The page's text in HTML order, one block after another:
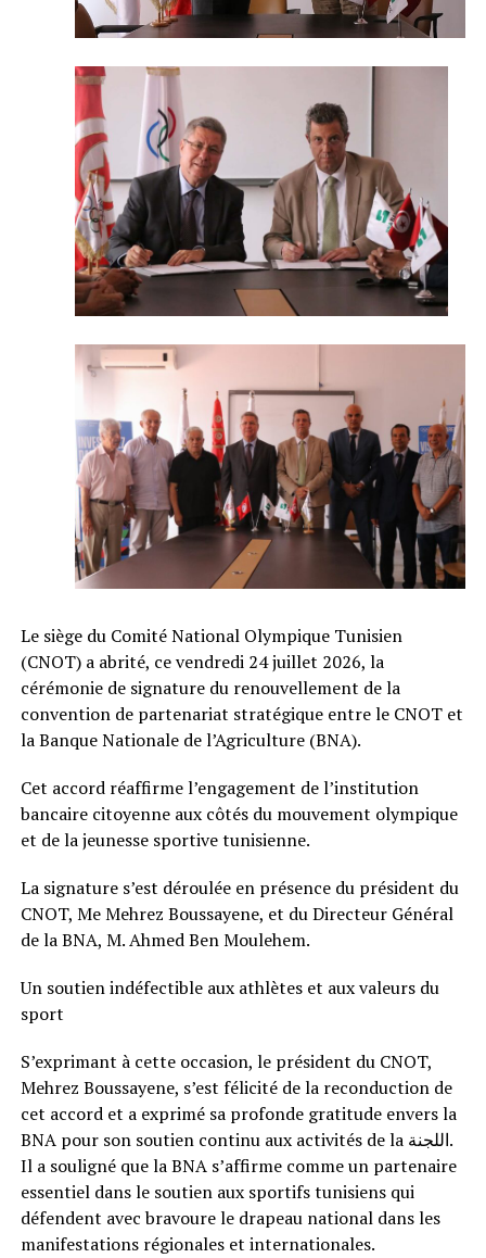
Le siège du Comité National Olympique Tunisien
(CNOT) a abrité, ce vendredi 24 juillet 2026, la
cérémonie de signature du renouvellement de la
convention de partenariat stratégique entre le CNOT et
la Banque Nationale de l’Agriculture (BNA).
Cet accord réaffirme l’engagement de l’institution
bancaire citoyenne aux côtés du mouvement olympique
et de la jeunesse sportive tunisienne.
La signature s’est déroulée en présence du président du
CNOT, Me Mehrez Boussayene, et du Directeur Général
de la BNA, M. Ahmed Ben Moulehem.
Un soutien indéfectible aux athlètes et aux valeurs du
sport
S’exprimant à cette occasion, le président du CNOT,
Mehrez Boussayene, s’est félicité de la reconduction de
cet accord et a exprimé sa profonde gratitude envers la
BNA pour son soutien continu aux activités de la اللجنة.
Il a souligné que la BNA s’affirme comme un partenaire
essentiel dans le soutien aux sportifs tunisiens qui
défendent avec bravoure le drapeau national dans les
manifestations régionales et internationales.